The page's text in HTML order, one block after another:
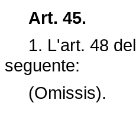
Art. 45.
1. L'art. 48 del
seguente:
(Omissis).